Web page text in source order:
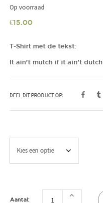
Op voorraad
€15.00
T-Shirt met de tekst:
It ain’t mutch if it ain’t dutch
DEEL DIT PRODUCT OP: